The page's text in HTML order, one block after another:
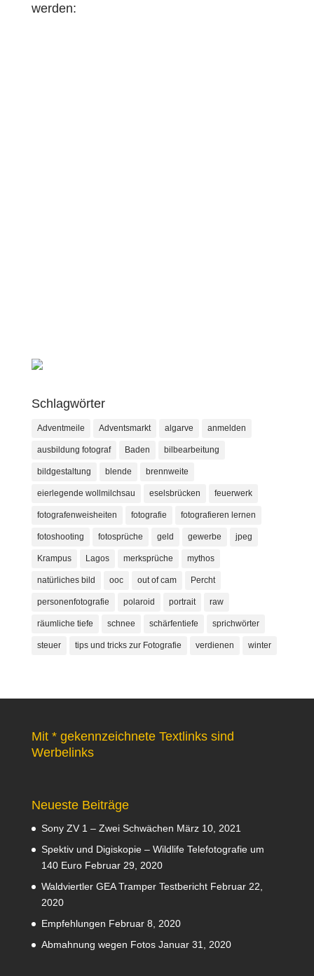
werden:
Schlagwörter
Adventmeile Adventsmarkt algarve anmelden
ausbildung fotograf Baden bilbearbeitung
bildgestaltung blende brennweite
eierlegende wollmilchsau eselsbrücken feuerwerk
fotografenweisheiten fotografie fotografieren lernen
fotoshooting fotosprüche geld gewerbe jpeg
Krampus Lagos merksprüche mythos
natürliches bild ooc out of cam Percht
personenfotografie polaroid portrait raw
räumliche tiefe schnee schärfentiefe sprichwörter
steuer tips und tricks zur Fotografie verdienen winter
Mit * gekennzeichnete Textlinks sind
Werbelinks
Neueste Beiträge
Sony ZV 1 – Zwei Schwächen März 10, 2021
Spektiv und Digiskopie – Wildlife Telefotografie um
140 Euro Februar 29, 2020
Waldviertler GEA Tramper Testbericht Februar 22,
2020
Empfehlungen Februar 8, 2020
Abmahnung wegen Fotos Januar 31, 2020